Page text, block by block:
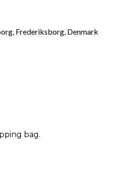
Frederiksborg, Denmark
bag.